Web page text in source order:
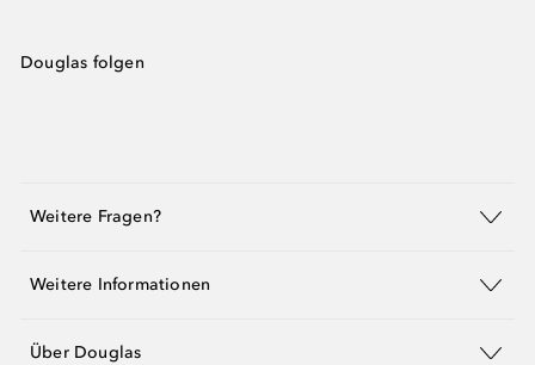
Douglas folgen
Weitere Fragen?
Weitere Informationen
Über Douglas